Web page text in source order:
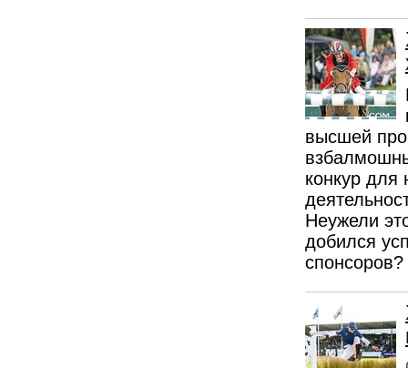
высшей
конкур для
Неужели
добился
спонсоров?